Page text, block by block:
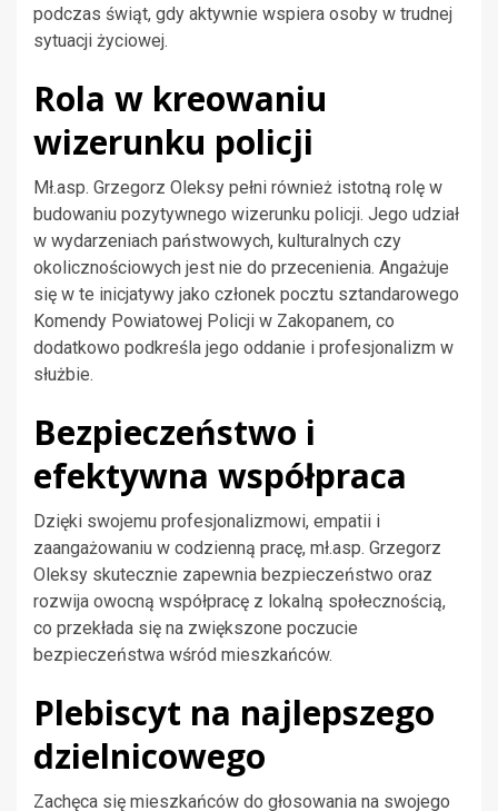
podczas świąt, gdy aktywnie wspiera osoby w trudnej
sytuacji życiowej.
Rola w kreowaniu
wizerunku policji
Mł.asp. Grzegorz Oleksy pełni również istotną rolę w
budowaniu pozytywnego wizerunku policji. Jego udział
w wydarzeniach państwowych, kulturalnych czy
okolicznościowych jest nie do przecenienia. Angażuje
się w te inicjatywy jako członek pocztu sztandarowego
Komendy Powiatowej Policji w Zakopanem, co
dodatkowo podkreśla jego oddanie i profesjonalizm w
służbie.
Bezpieczeństwo i
efektywna współpraca
Dzięki swojemu profesjonalizmowi, empatii i
zaangażowaniu w codzienną pracę, mł.asp. Grzegorz
Oleksy skutecznie zapewnia bezpieczeństwo oraz
rozwija owocną współpracę z lokalną społecznością,
co przekłada się na zwiększone poczucie
bezpieczeństwa wśród mieszkańców.
Plebiscyt na najlepszego
dzielnicowego
Zachęca się mieszkańców do głosowania na swojego